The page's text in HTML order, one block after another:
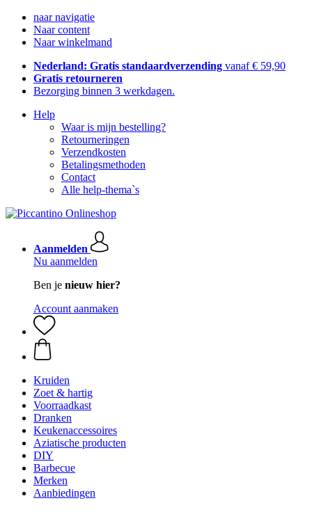
naar navigatie
Naar content
Naar winkelmand
Nederland: Gratis standaardverzending vanaf € 59,90
Gratis retourneren
Bezorging binnen 3 werkdagen.
Help
Waar is mijn bestelling?
Retourneringen
Verzendkosten
Betalingsmethoden
Contact
Alle help-thema`s
Aanmelden
Nu aanmelden
Ben je nieuw hier?
Account aanmaken
Kruiden
Zoet & hartig
Voorraadkast
Dranken
Keukenaccessoires
Aziatische producten
DIY
Barbecue
Merken
Aanbiedingen